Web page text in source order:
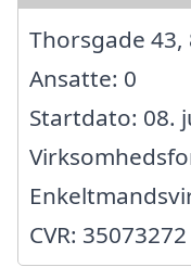
Thorsgade 43,
Ansatte: 0
Startdato: 08.
CVR: 35073272